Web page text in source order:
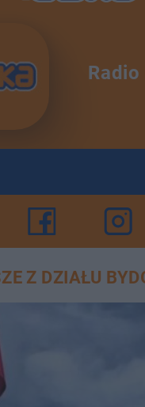
Radio
Z DZIAŁU